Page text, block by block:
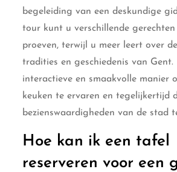
begeleiding van een deskundige
tour kunt u verschillende
proeven, terwijl u meer leert over
tradities en geschiedenis van Gent.
interactieve en smaakvolle manier
keuken te ervaren en tegelijkertijd
bezienswaardigheden van de stad
Hoe kan ik een tafel
reserveren voor een